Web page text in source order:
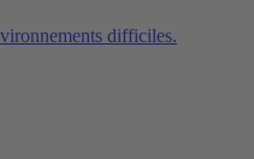
difficiles.